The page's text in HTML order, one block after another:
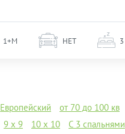
1+М НЕТ 3
Европейский от 70 до 100 кв
9 x 9 10 х 10 C 3 спальнями